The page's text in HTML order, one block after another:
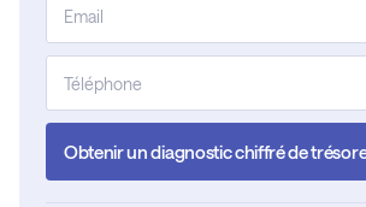
Obtenir un diagnostic chiffré de